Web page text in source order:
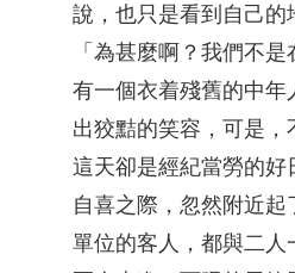
說，也只是看到自己的
「為甚麼啊？我們不
有一個衣着殘舊的中
出狡黠的笑容，可是，
這天卻是經紀當勞的
自喜之際，忽然附近
單位的客人，都與二人